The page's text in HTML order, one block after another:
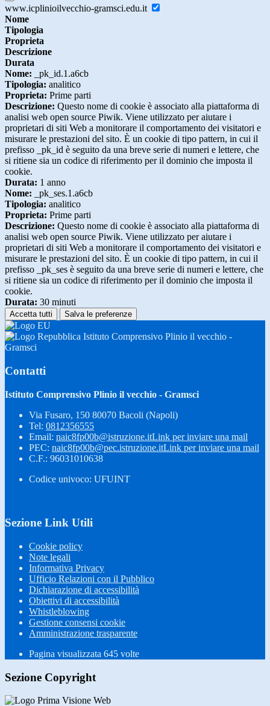
www.icplinioilvecchio-gramsci.edu.it
Nome
Tipologia
Proprieta
Descrizione
Durata
Nome: _pk_id.1.a6cb
Tipologia: analitico
Proprieta: Prime parti
Descrizione: Questo nome di cookie è associato alla piattaforma di
analisi web open source Piwik. Viene utilizzato per aiutare i
proprietari di siti Web a monitorare il comportamento dei visitatori e
misurare le prestazioni del sito. È un cookie di tipo pattern, in cui il
prefisso _pk_id è seguito da una breve serie di numeri e lettere, che
si ritiene sia un codice di riferimento per il dominio che imposta il
cookie.
Durata: 1 anno
Nome: _pk_ses.1.a6cb
Tipologia: analitico
Proprieta: Prime parti
Descrizione: Questo nome di cookie è associato alla piattaforma di
analisi web open source Piwik. Viene utilizzato per aiutare i
proprietari di siti Web a monitorare il comportamento dei visitatori e
misurare le prestazioni del sito. È un cookie di tipo pattern, in cui il
prefisso _pk_ses è seguito da una breve serie di numeri e lettere, che
si ritiene sia un codice di riferimento per il dominio che imposta il
cookie.
Durata: 30 minuti
Accetta tutti Salva le preferenze
Istituto Comprensivo Plinio il vecchio -
Gramsci
Contatti
Istituto Comprensivo Plinio il vecchio - Gramsci
Via Fusaro, 150 80070 Bacoli (Napoli)
Tel: 0812356555
Email: naic8fp00b@istruzione.itLink per inviare una mail
PEC: naic8fp00b@pec.istruzione.itLink per inviare una mail
C.F.: 96031010638
Codice univoco: UFUINT
Sezione Link Utili
Cookie policy
Note legali
Informativa Privacy
Ufficio Relazioni con il Pubblico
Dichiarazione di accessibilità
Obiettivi di accessibilità
Whistleblowing
Gestione consensi cookie
Amministrazione trasparente
Pagina visualizzata 645 volte
Sezione Copyright